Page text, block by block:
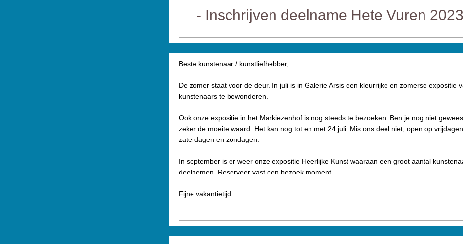
- Inschrijven deelname Hete Vuren
Beste kunstenaar / kunstliefhebber,
De zomer staat voor de deur. In juli is in Galerie Arsis een kleurrijke en zomerse expositie
kunstenaars te bewonderen.
Ook onze expositie in het Markiezenhof is nog steeds te bezoeken. Ben je nog niet
zeker de moeite waard. Het kan nog tot en met 24 juli. Mis ons deel niet, open op vrijdagen,
zaterdagen en zondagen.
In september is er weer onze expositie Heerlijke Kunst waaraan een groot aantal
deelnemen. Reserveer vast een bezoek moment.
Fijne vakantietijd......